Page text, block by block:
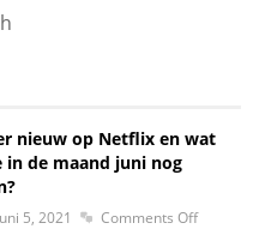
nieuw op Netflix en wat
in de maand juni nog
5, 2021 Comments Off